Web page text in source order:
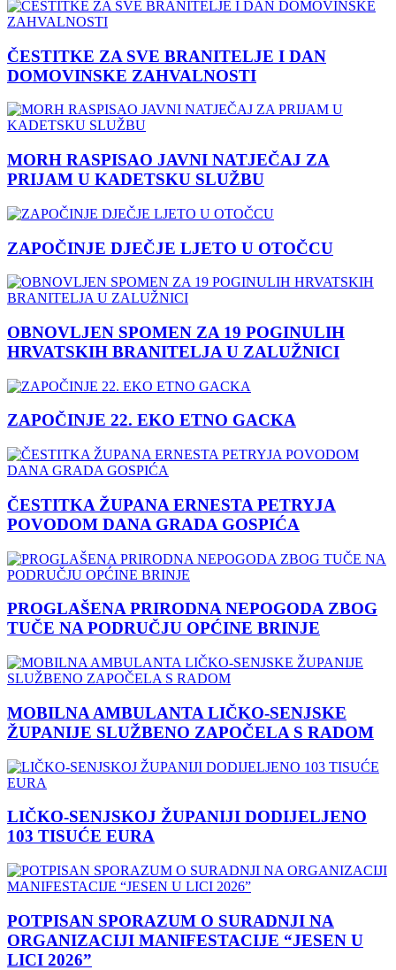
ČESTITKE ZA SVE BRANITELJE I DAN
DOMOVINSKE ZAHVALNOSTI
MORH RASPISAO JAVNI NATJEČAJ ZA
PRIJAM U KADETSKU SLUŽBU
ZAPOČINJE DJEČJE LJETO U OTOČCU
OBNOVLJEN SPOMEN ZA 19 POGINULIH
HRVATSKIH BRANITELJA U ZALUŽNICI
ZAPOČINJE 22. EKO ETNO GACKA
ČESTITKA ŽUPANA ERNESTA PETRYJA
POVODOM DANA GRADA GOSPIĆA
PROGLAŠENA PRIRODNA NEPOGODA ZBOG
TUČE NA PODRUČJU OPĆINE BRINJE
MOBILNA AMBULANTA LIČKO-SENJSKE
ŽUPANIJE SLUŽBENO ZAPOČELA S RADOM
LIČKO-SENJSKOJ ŽUPANIJI DODIJELJENO
103 TISUĆE EURA
POTPISAN SPORAZUM O SURADNJI NA
ORGANIZACIJI MANIFESTACIJE “JESEN U
LICI 2026”